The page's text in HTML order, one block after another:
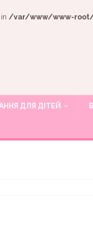
/var/www/www-root/
ДЛЯ ДІТЕЙ